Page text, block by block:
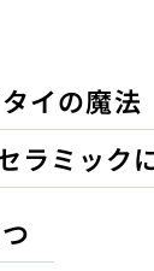
イの魔法
ラミック